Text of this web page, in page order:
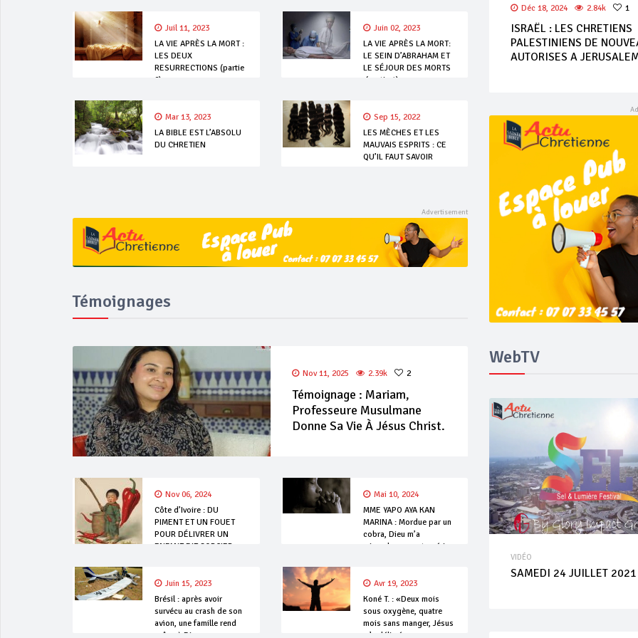
Juil 11, 2023
LA VIE APRÈS LA MORT :
LES DEUX
RESURRECTIONS (partie
2)
Juin 02, 2023
LA VIE APRÈS LA MORT:
LE SEIN D’ABRAHAM ET
LE SÉJOUR DES MORTS
(partie 1)
Mar 13, 2023
LA BIBLE EST L’ABSOLU
DU CHRETIEN
Sep 15, 2022
LES MÈCHES ET LES
MAUVAIS ESPRITS : CE
QU’IL FAUT SAVOIR
Témoignages
Nov 11, 2025 2.39k 2
Témoignage : Mariam,
Professeure Musulmane
Donne Sa Vie À Jésus Christ.
Nov 06, 2024
Côte d’Ivoire : DU
PIMENT ET UN FOUET
POUR DÉLIVRER UN
ENFANT DIT SORCIER
Mai 10, 2024
MME YAPO AYA KAN
MARINA : Mordue par un
cobra, Dieu m’a
miraculeusement guérie
Juin 15, 2023
Brésil : après avoir
survécu au crash de son
avion, une famille rend
grâce à Dieu
Avr 19, 2023
Koné T. : «Deux mois
sous oxygène, quatre
mois sans manger, Jésus
m’a délivré».
Déc 18, 2024 2.84k 1
ISRAËL : LES CHRETIENS
PALESTINIENS DE
AUTORISES A
WebTV
VIDÉO
SAMEDI 24 JUILLET 2021